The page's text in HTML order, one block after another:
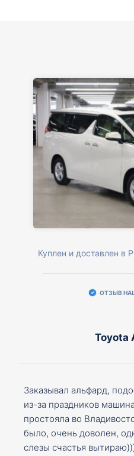
Куплен и доставлен в
ОТЗЫВ
Toyota
Заказывал альфард,
из-за праздников
простояла во
было, очень доволен,
слезы счастья